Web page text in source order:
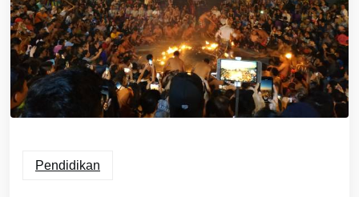
Pendidikan